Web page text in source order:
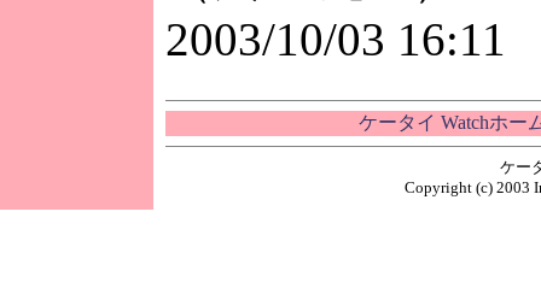
2003/10/03 16:11
ケータイ Watchホー
ケー
Copyright (c) 2003